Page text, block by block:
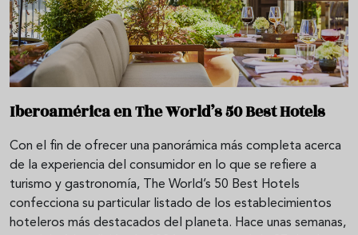
Iberoamérica en The World’s 50 Best Hotels
Con el fin de ofrecer una panorámica más completa acerca
de la experiencia del consumidor en lo que se refiere a
turismo y gastronomía, The World’s 50 Best Hotels
confecciona su particular listado de los establecimientos
hoteleros más destacados del planeta. Hace unas semanas,